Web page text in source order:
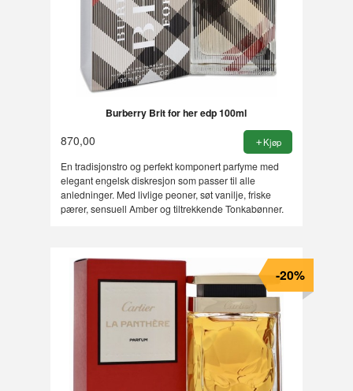
Burberry Brit for her edp 100ml
870,00 Kjøp
En tradisjonstro og perfekt komponert parfyme med
elegant engelsk diskresjon som passer til alle
anledninger. Med livlige peoner, søt vanilje, friske
pærer, sensuell Amber og tiltrekkende Tonkabønner.
-20%